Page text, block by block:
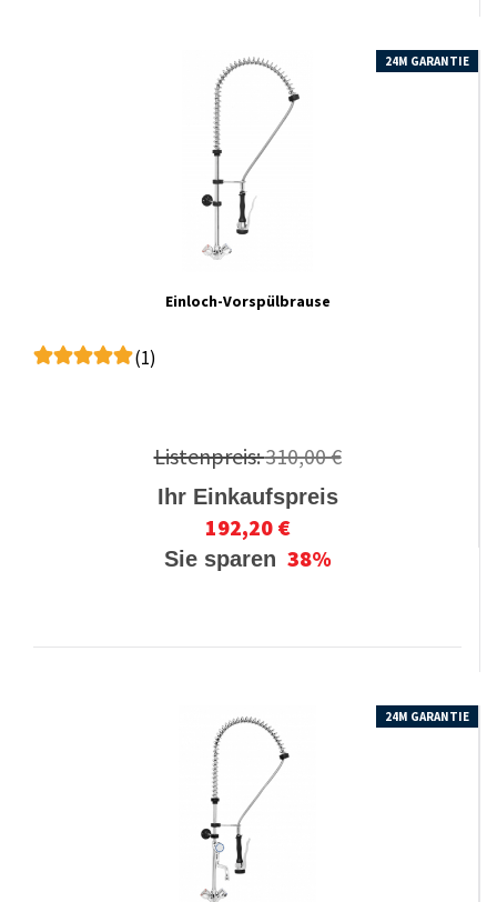
24M GARANTIE
Einloch-Vorspülbrause
(1)
Listenpreis:310,00 €
Ihr Einkaufspreis
192,20 €
Sie sparen 38%
24M GARANTIE